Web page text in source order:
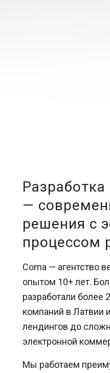
—
решения с
процессом
Coma — агентство
опытом 10+ лет.
разработали более
компаний в Латвии
лендингов до
электронной
Мы работаем